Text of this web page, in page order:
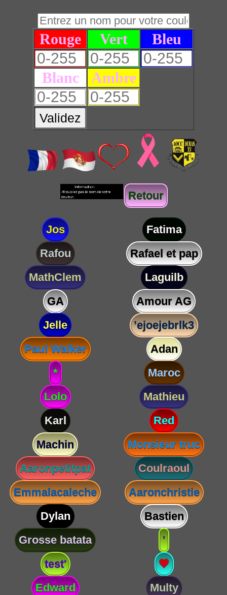
Rouge Vert Bleu
Blanc Ambre
Validez
Retour
Jos
Fatima
Rafou
Rafael et pap
MathClem
Laguilb
GA
Amour AG
Jelle
’ejoejebrlk3
Paul Walker
Adan
*
Maroc
Lolo
Mathieu
Karl
Red
Machin
Monsieur truc
Aaronpetitpat
Coulraoul
Emmalacaleche
Aaronchristie
Dylan
Bastien
Grosse batata
'
test'
💗
Edward
Multy